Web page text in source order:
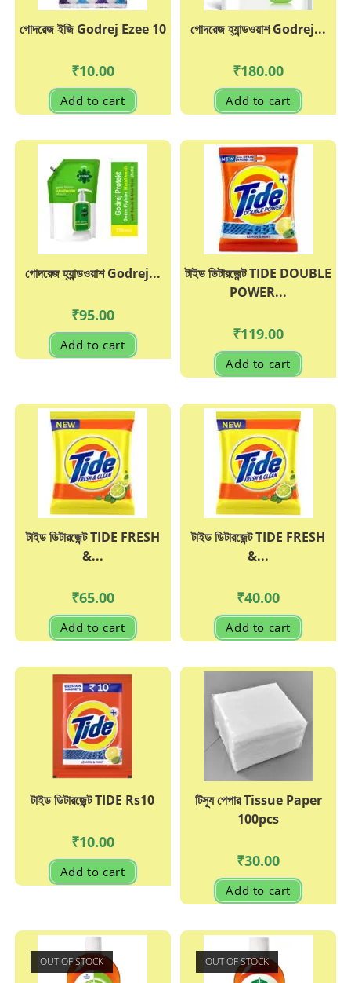
গোদরেজ ইজি Godrej Ezee 10
₹10.00
Add to cart
গোদরেজ হ্যান্ডওয়াশ Godrej...
₹180.00
Add to cart
গোদরেজ হ্যান্ডওয়াশ Godrej...
₹95.00
Add to cart
টাইড ডিটারজেন্ট TIDE DOUBLE
POWER...
₹119.00
Add to cart
টাইড ডিটারজেন্ট TIDE FRESH
&...
₹65.00
Add to cart
টাইড ডিটারজেন্ট TIDE FRESH
&...
₹40.00
Add to cart
টাইড ডিটারজেন্ট TIDE Rs10
₹10.00
Add to cart
টিস্যু পেপার Tissue Paper
100pcs
₹30.00
Add to cart
OUT OF STOCK OUT OF STOCK